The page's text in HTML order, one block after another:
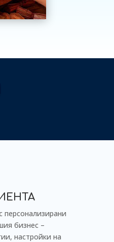
персонализирани
бизнес –
настройки на